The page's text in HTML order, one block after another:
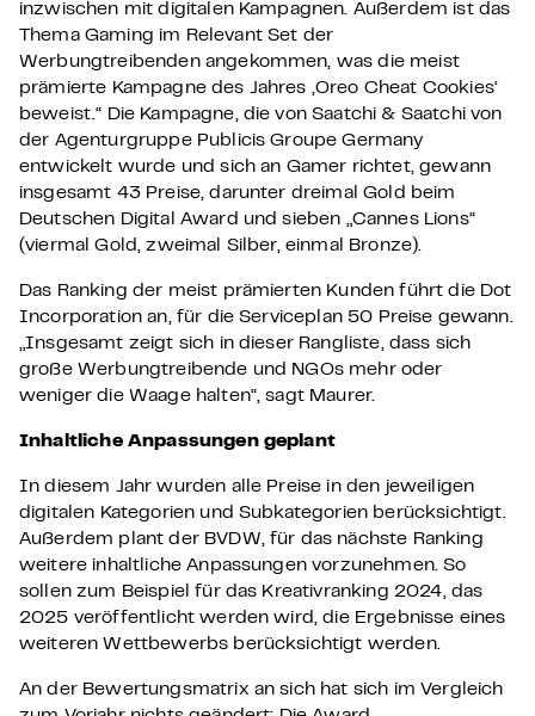
inzwischen mit digitalen Kampagnen. Außerdem ist das
Thema Gaming im Relevant Set der
Werbungtreibenden angekommen, was die meist
prämierte Kampagne des Jahres ,Oreo Cheat Cookies‘
beweist.“ Die Kampagne, die von Saatchi & Saatchi von
der Agenturgruppe Publicis Groupe Germany
entwickelt wurde und sich an Gamer richtet, gewann
insgesamt 43 Preise, darunter dreimal Gold beim
Deutschen Digital Award und sieben „Cannes Lions“
(viermal Gold, zweimal Silber, einmal Bronze).
Das Ranking der meist prämierten Kunden führt die Dot
Incorporation an, für die Serviceplan 50 Preise gewann.
„Insgesamt zeigt sich in dieser Rangliste, dass sich
große Werbungtreibende und NGOs mehr oder
weniger die Waage halten“, sagt Maurer.
Inhaltliche Anpassungen geplant
In diesem Jahr wurden alle Preise in den jeweiligen
digitalen Kategorien und Subkategorien berücksichtigt.
Außerdem plant der BVDW, für das nächste Ranking
weitere inhaltliche Anpassungen vorzunehmen. So
sollen zum Beispiel für das Kreativranking 2024, das
2025 veröffentlicht werden wird, die Ergebnisse eines
weiteren Wettbewerbs berücksichtigt werden.
An der Bewertungsmatrix an sich hat sich im Vergleich